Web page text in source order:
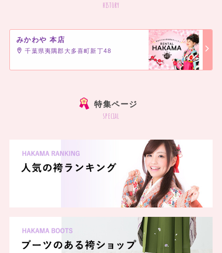
history
みかわや 本店
千葉県夷隅郡大多喜町新丁48
特集ページ
special